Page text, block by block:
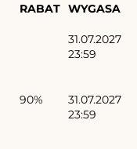
RABAT WYGASA
31.07.2027
23:59
90%
31.07.2027
23:59